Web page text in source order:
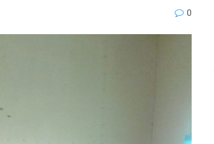
0